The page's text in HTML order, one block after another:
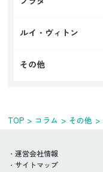
ルイ・ヴィトン
その他
TOP コラム その他
運営会社情報
サイトマップ